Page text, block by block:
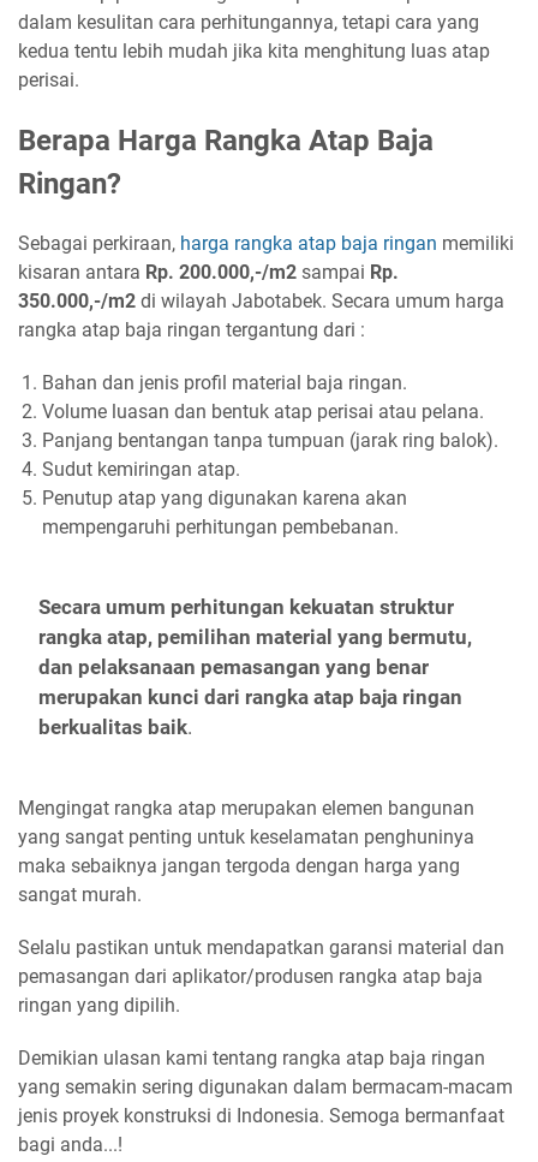
dalam kesulitan cara perhitungannya, tetapi cara yang
kedua tentu lebih mudah jika kita menghitung luas atap
perisai.
Berapa Harga Rangka Atap Baja
Ringan?
Sebagai perkiraan, harga rangka atap baja ringan memiliki
kisaran antara Rp. 200.000,-/m2 sampai Rp.
350.000,-/m2 di wilayah Jabotabek. Secara umum harga
rangka atap baja ringan tergantung dari :
Bahan dan jenis profil material baja ringan.
Volume luasan dan bentuk atap perisai atau pelana.
Panjang bentangan tanpa tumpuan (jarak ring balok).
Sudut kemiringan atap.
Penutup atap yang digunakan karena akan
mempengaruhi perhitungan pembebanan.
Secara umum perhitungan kekuatan struktur
rangka atap, pemilihan material yang bermutu,
dan pelaksanaan pemasangan yang benar
merupakan kunci dari rangka atap baja ringan
berkualitas baik.
Mengingat rangka atap merupakan elemen bangunan
yang sangat penting untuk keselamatan penghuninya
maka sebaiknya jangan tergoda dengan harga yang
sangat murah.
Selalu pastikan untuk mendapatkan garansi material dan
pemasangan dari aplikator/produsen rangka atap baja
ringan yang dipilih.
Demikian ulasan kami tentang rangka atap baja ringan
yang semakin sering digunakan dalam bermacam-macam
jenis proyek konstruksi di Indonesia. Semoga bermanfaat
bagi anda...!